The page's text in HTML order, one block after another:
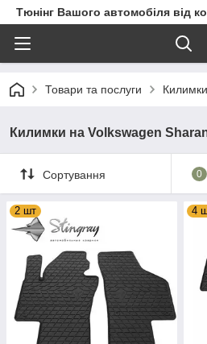
Тюнінг Вашого автомобіля від
Товари та послуги
Килимки на Volkswagen
Сортування 0
2 шт 4